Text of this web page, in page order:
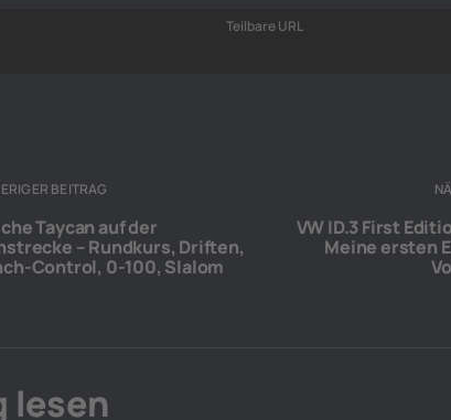
Teilbare URL
BEITRAG
Taycan auf der
– Rundkurs, Driften,
Control, 0-100, Slalom
VW ID.3 First
Meine ersten
lesen